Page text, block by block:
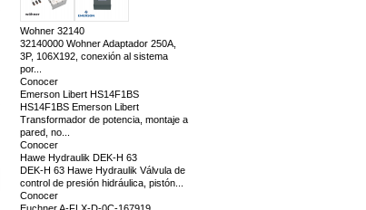
Wohner 32140
32140000 Wohner Adaptador 250A,
3P, 106X192, conexión al sistema
por...
Conocer
Emerson Libert HS14F1BS
HS14F1BS Emerson Libert
Transformador de potencia, montaje a
pared, no...
Conocer
Hawe Hydraulik DEK-H 63
DEK-H 63 Hawe Hydraulik Válvula de
control de presión hidráulica, pistón...
Conocer